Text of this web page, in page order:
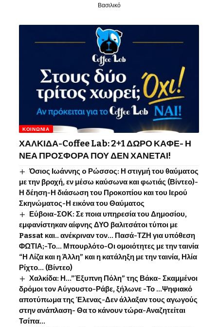
Βασιλικό
ΚΟΙΝΩΝΊΑ
ΧΑΛΚΙΔΑ-Coffee Lab: 2+1 ΔΩΡΟ ΚΑΦΕ- Η
ΝΕΑ ΠΡΟΣΦΟΡΑ ΠΟΥ ΔΕΝ ΧΑΝΕΤΑΙ!
Όσιος Ιωάννης o Ρώσσος: Η στιγμή του θαύματος
με την βροχή, εν μέσω καύσωνα και φωτιάς (Βίντεο)-
Η δέηση-Η διάσωση του Προκοπίου και του Ιερού
Σκηνώματος-Η εικόνα του Θαύματος
Εύβοια-ΣΟΚ: Σε ποια υπηρεσία του Δημοσίου,
εμφανίστηκαν αίφνης ΔΥΟ βαλιτσάτοι τύποι με
Passat και.. ανέκριναν τον… Πασά-ΤΖΗ για υπόθεση
ΦΩΤΙΑ;-Το… Μπουρλότο-Οι ομοιότητες με την ταινία
“Η Λίζα και η Άλλη” και η κατάληξη με την ταινία, Ηλία
Ρίχτο… (Βίντεο)
Χαλκίδα: Η…”Έξυπνη Πόλη” της Βάκα- Σκαμμένοι
δρόμοι τον Αύγουστο-Ράβε, ξήλωνε -Το …Ψηφιακό
αποτύπωμα της Έλενας-Δεν άλλαξαν τους αγωγούς
στην ανάπλαση- Θα το κάνουν τώρα-Αναζητείται
Τσίπα…